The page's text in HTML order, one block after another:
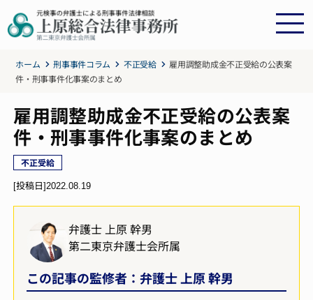
ホーム 刑事事件コラム 不正受給
雇用調整助成金不正受給の公表案
件・刑事事件化事案のまとめ
雇用調整助成金不正受給の公表案
件・刑事事件化事案のまとめ
不正受給
[投稿日]2022.08.19
弁護士 上原 幹男
第二東京弁護士会所属
この記事の監修者：弁護士 上原 幹男